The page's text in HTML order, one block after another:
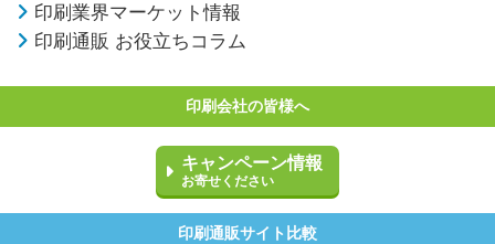
印刷業界マーケット情報
印刷通販 お役立ちコラム
印刷会社の皆様へ
キャンペーン情報
お寄せください
印刷通販サイト比較